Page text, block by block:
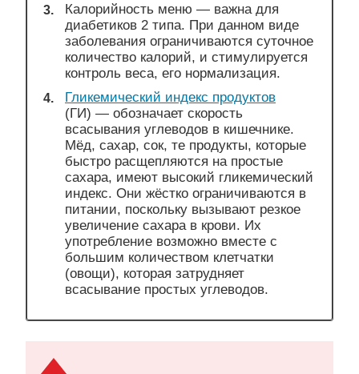
Калорийность меню — важна для
диабетиков 2 типа. При данном виде
заболевания ограничиваются суточное
количество калорий, и стимулируется
контроль веса, его нормализация.
Гликемический индекс продуктов
(ГИ) — обозначает скорость
всасывания углеводов в кишечнике.
Мёд, сахар, сок, те продукты, которые
быстро расщепляются на простые
сахара, имеют высокий гликемический
индекс. Они жёстко ограничиваются в
питании, поскольку вызывают резкое
увеличение сахара в крови. Их
употребление возможно вместе с
большим количеством клетчатки
(овощи), которая затрудняет
всасывание простых углеводов.